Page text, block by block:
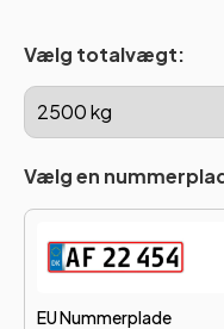
Vælg totalvægt:
Vælg en
EU Nummerplade